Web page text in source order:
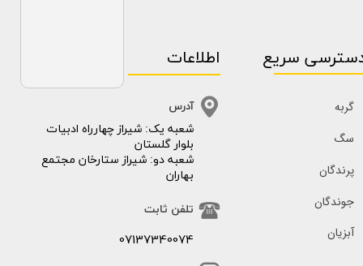
سریع
گربه
سگ
پرندگان
جوندگان
آبزیان
​​شعبه یک: شیراز چهارراه ادبیات
بلوار گلستان
شعبه دو: شیراز ستارخان مجتمع
بهاران
اطلاعات
آدرس
تلفن ثابت
07137340074